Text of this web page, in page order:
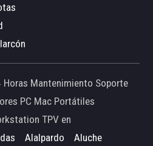
Mantenimiento Soporte
PC Mac Portátiles
TPV en
Alalpardo
Aluche